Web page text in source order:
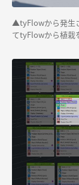
▲tyFlowから発生
てtyFlowから植栽